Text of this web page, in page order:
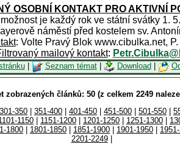
OSOBNÍ KONTAKT PRO AKTIVNÍ
je každý rok ve státní svátky 1.
náměstí před kostelem sv.
: Volte Pravý Blok www.cibulka.net,
mailový kontakt:
| Seznam témat| Download
zobrazených článků: 50 (z celkem 2249
301-350 351-400 401-450 451-500 501-550
1150 1151-1200 1201-1250 1251-1300
1800 1801-1850 1851-1900 1901-1950
2201-2249|